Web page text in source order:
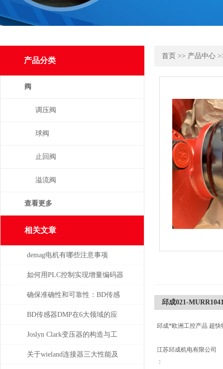
产品分类
阀
调压阀
球阀
止回阀
溢流阀
查看更多
相关文章
demag电机有哪些注意事项
如何用PLC控制实现增量编码器
的定位功能？
确保准确性和可靠性：BD传感
器使用必读指南
BD传感器DMP在6大领域的应
用分析
Joslyn Clark变压器的构造与工
作原理
关于wieland连接器三大性能及
首页 >> 产品中心
邱成021-
邱成*欧洲工控产品 超
江苏邱成机电有限公司
：